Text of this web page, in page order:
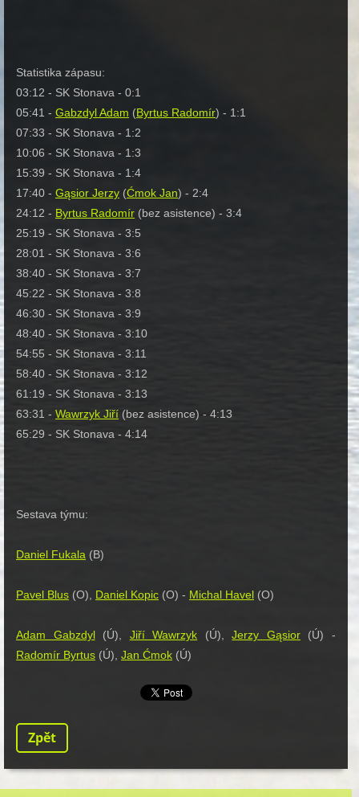
Statistika zápasu:
03:12 - SK Stonava - 0:1
05:41 - Gabzdyl Adam (Byrtus Radomír) - 1:1
07:33 - SK Stonava - 1:2
10:06 - SK Stonava - 1:3
15:39 - SK Stonava - 1:4
17:40 - Gąsior Jerzy (Ćmok Jan) - 2:4
24:12 - Byrtus Radomír (bez asistence) - 3:4
25:19 - SK Stonava - 3:5
28:01 - SK Stonava - 3:6
38:40 - SK Stonava - 3:7
45:22 - SK Stonava - 3:8
46:30 - SK Stonava - 3:9
48:40 - SK Stonava - 3:10
54:55 - SK Stonava - 3:11
58:40 - SK Stonava - 3:12
61:19 - SK Stonava - 3:13
63:31 - Wawrzyk Jiří (bez asistence) - 4:13
65:29 - SK Stonava - 4:14
Sestava týmu:
Daniel Fukala (B)
Pavel Blus (O), Daniel Kopic (O) - Michal Havel (O)
Adam Gabzdyl(Ú), Jiří Wawrzyk (Ú),Jerzy Gąsior(Ú) -
Radomír Byrtus (Ú), Jan Ćmok (Ú)
Zpět